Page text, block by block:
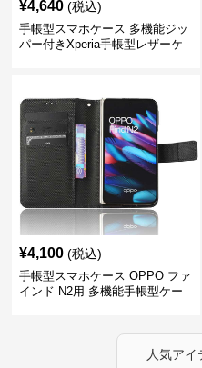
¥4,640 (税込)
手帳型スマホケース 多機能ジッ
パー付きXperia手帳型レザーケ
¥4,100 (税込)
手帳型スマホケース OPPO ファ
インド N2用 多機能手帳型ケー
人気ア